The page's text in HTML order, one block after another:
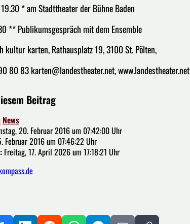
* am Stadttheater der Bühne Baden
** Publikumsgespräch mit dem Ensemble
kultur karten, Rathausplatz 19, 3100 St. Pölten,
80 83 karten@landestheater.net, www.landestheater.net
Beitrag
News
20. Februar 2016 um 07:42:00 Uhr
Februar 2016 um 07:46:22 Uhr
Freitag, 17. April 2026 um 17:18:21 Uhr